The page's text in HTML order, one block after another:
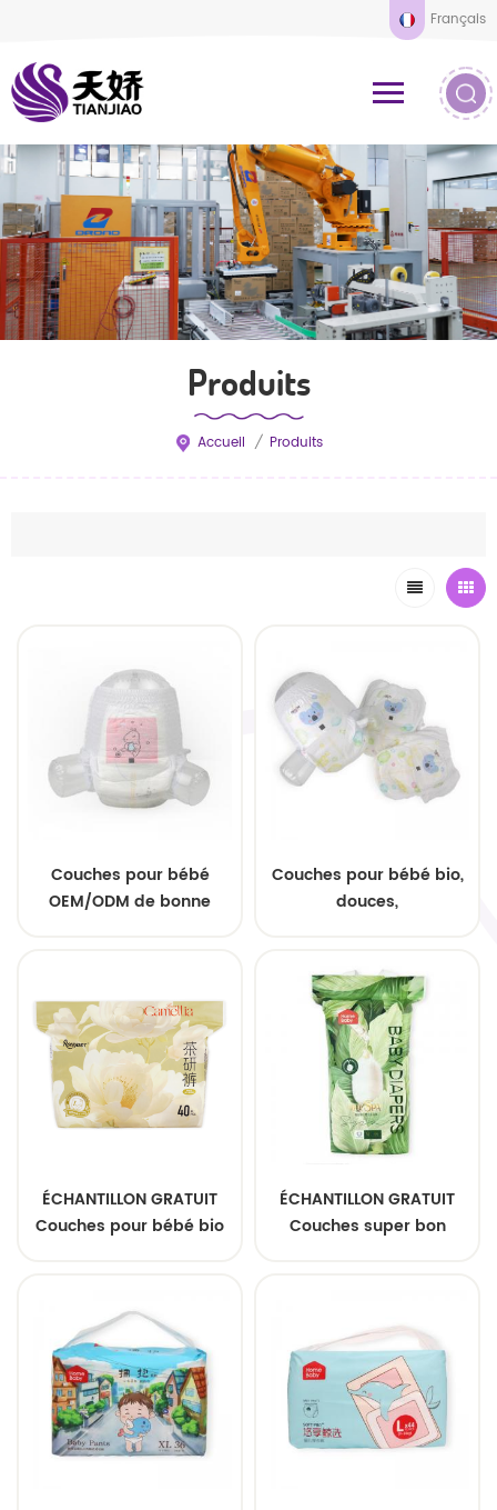
Français
Produits
Accueil / Produits
Couches pour bébé
OEM/ODM de bonne
Couches pour bébé bio,
douces,
personnalisées
ÉCHANTILLON GRATUIT
Couches pour bébé bio
hypoallergéniques
probiotiques super
absorbantes
ÉCHANTILLON GRATUIT
Couches super bon
respirantes